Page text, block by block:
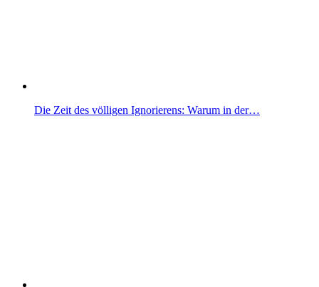
Die Zeit des völligen Ignorierens: Warum in der…